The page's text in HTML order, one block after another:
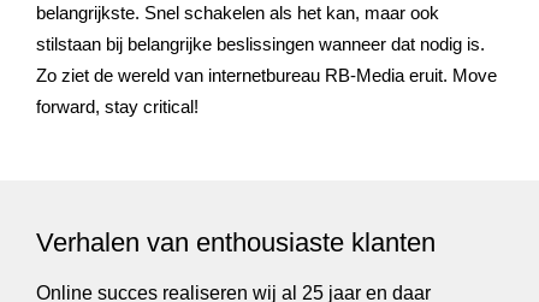
belangrijkste. Snel schakelen als het kan, maar ook
stilstaan bij belangrijke beslissingen wanneer dat nodig is.
Zo ziet de wereld van internetbureau RB-Media eruit. Move
forward, stay critical!
Verhalen van enthousiaste klanten
Online succes realiseren wij al 25 jaar en daar